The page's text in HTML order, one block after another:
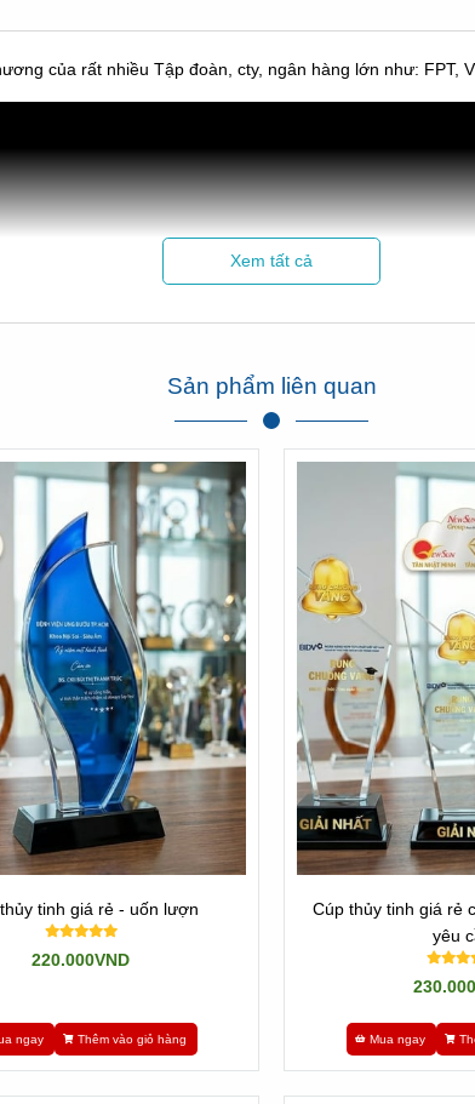
của rất nhiều Tập đoàn, cty, ngân hàng lớn như: FPT,
Hình ảnh Cúp Tân Nhật Minh làm cho hội thao
---/---
Có giá rẻ hơn cúp pha lê hay cúp kim loại.
nước, có thể làm theo mọi hình dạng và kích thước. Linh
Mẫu mã làm theo mọi yêu cầu.
nên cũng không thể làm những sản phẩm Quá tinh tế
quí khách lựa chọn.
Video 1 mẫu cúp thủy tinh
Xem tất cả
Sản phẩm liên quan
tinh giá rẻ - uốn lượn
220.000VND
ngay Thêm vào giỏ hàng
Cúp thủy tinh giá rẻ
yêu
Mua ngay